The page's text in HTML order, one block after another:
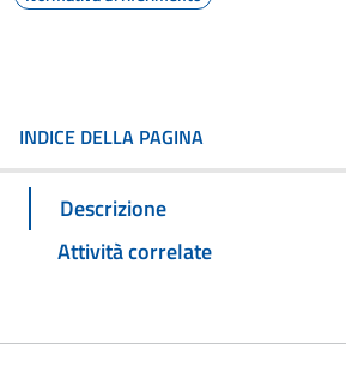
INDICE DELLA PAGINA
Descrizione
Attività correlate